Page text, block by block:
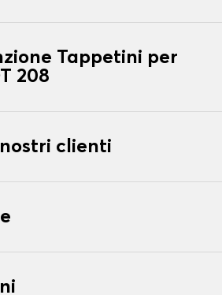
Tappetini per
208
nostri clienti